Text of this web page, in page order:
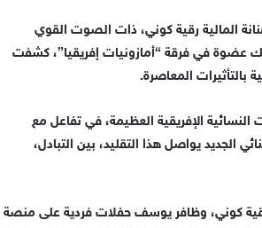
المالية رقية كوني، ذات الصوت القوي
عضوة في فرقة “أمازونيات إفريقيا”، كشفت
المعاصرة.
الإفريقية العظيمة، في تفاعل مع
الجديد يواصل هذا التقليد، بين التبادل،
كوني، وظافر يوسف حفلات فردية على منصة